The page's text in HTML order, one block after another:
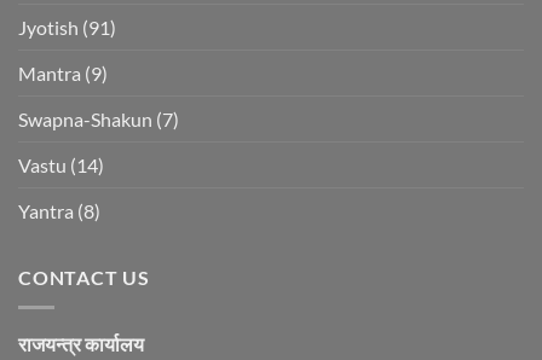
Jyotish (91)
Mantra (9)
Swapna-Shakun (7)
Vastu (14)
Yantra (8)
CONTACT US
राजयन्त्र कार्यालय